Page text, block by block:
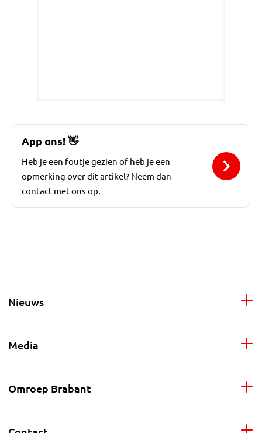
App ons!👋
Heb je een foutje gezien of heb je een
opmerking over dit artikel? Neem dan
contact met ons op.
Nieuws
Media
Omroep Brabant